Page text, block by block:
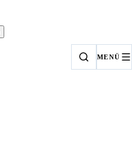
MENÜ